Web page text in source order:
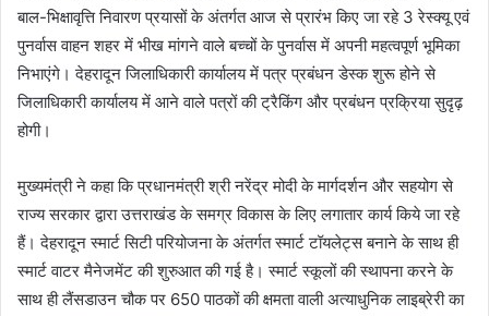
बाल-भिक्षावृत्ति निवारण प्रयासों के अंतर्गत आज से प्रारंभ किए जा रहे 3 रेस्क्यू एवं
पुनर्वास वाहन शहर में भीख मांगने वाले बच्चों के पुनर्वास में अपनी महत्वपूर्ण भूमिका
निभाएंगे। देहरादून जिलाधिकारी कार्यालय में पत्र प्रबंधन डेस्क शुरू होने से
जिलाधिकारी कार्यालय में आने वाले पत्रों की ट्रैकिंग और प्रबंधन प्रक्रिया सुदृढ़
होगी।
मुख्यमंत्री ने कहा कि प्रधानमंत्री श्री नरेंद्र मोदी के मार्गदर्शन और सहयोग से
राज्य सरकार द्वारा उत्तराखंड के समग्र विकास के लिए लगातार कार्य किये जा रहे
हैं। देहरादून स्मार्ट सिटी परियोजना के अंतर्गत स्मार्ट टॉयलेट्स बनाने के साथ ही
स्मार्ट वाटर मैनेजमेंट की शुरुआत की गई है। स्मार्ट स्कूलों की स्थापना करने के
साथ ही लैंसडाउन चौक पर 650 पाठकों की क्षमता वाली अत्याधुनिक लाइब्रेरी का